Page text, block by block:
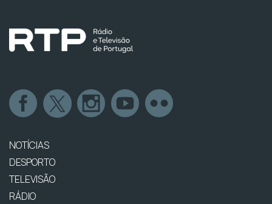
NOTÍCIAS
DESPORTO
TELEVISÃO
RÁDIO